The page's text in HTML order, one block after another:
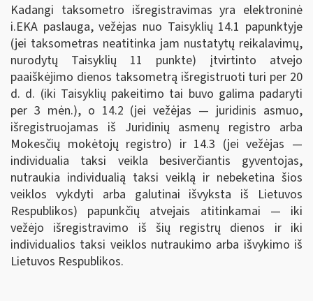
Kadangi taksometro išregistravimas yra elektroninė
i.EKA paslauga, vežėjas nuo Taisyklių 14.1 papunktyje
(jei taksometras neatitinka jam nustatytų reikalavimų,
nurodytų Taisyklių 11 punkte)
įtvirtinto atvejo
paaiškėjimo dienos taksometrą išregistruoti turi per 20
d. d. (iki Taisyklių pakeitimo tai buvo galima padaryti
per 3 mėn.), o 14.2 (jei vežėjas — juridinis asmuo,
išregistruojamas iš Juridinių asmenų registro arba
Mokesčių mokėtojų registro) ir 14.3 (jei vežėjas —
individualia taksi veikla besiverčiantis gyventojas,
nutraukia individualią taksi veiklą ir nebeketina šios
veiklos vykdyti arba galutinai išvyksta iš Lietuvos
Respublikos) papunkčių atvejais atitinkamai — iki
vežėjo išregistravimo iš šių registrų dienos ir iki
individualios taksi veiklos nutraukimo arba išvykimo iš
Lietuvos Respublikos.